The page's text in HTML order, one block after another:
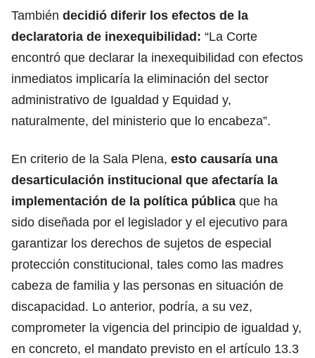
También decidió diferir los efectos de la
declaratoria de inexequibilidad: “La Corte
encontró que declarar la inexequibilidad con efectos
inmediatos implicaría la eliminación del sector
administrativo de Igualdad y Equidad y,
naturalmente, del ministerio que lo encabeza”.
En criterio de la Sala Plena, esto causaría una
desarticulación institucional que afectaría la
implementación de la política pública que ha
sido diseñada por el legislador y el ejecutivo para
garantizar los derechos de sujetos de especial
protección constitucional, tales como las madres
cabeza de familia y las personas en situación de
discapacidad. Lo anterior, podría, a su vez,
comprometer la vigencia del principio de igualdad y,
en concreto, el mandato previsto en el artículo 13.3